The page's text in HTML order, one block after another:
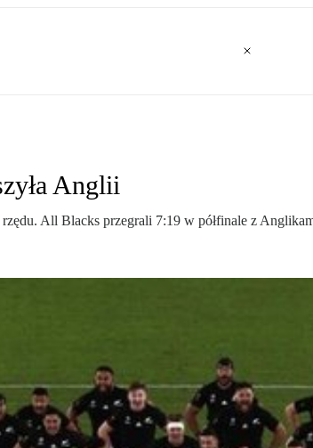
Anglii
All Blacks przegrali 7:19 w półfinale z